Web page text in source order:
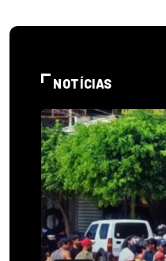
NOTÍCIAS